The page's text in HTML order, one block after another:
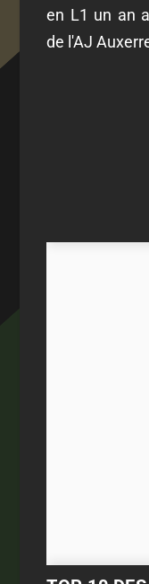
en L1 un an
de l'AJ